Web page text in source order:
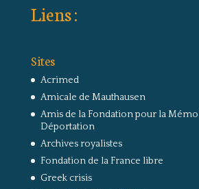
Liens :
Sites
Acrimed
Amicale de Mauthausen
Amis de la Fondation pour la
Déportation
Archives royalistes
Fondation de la France libre
Greek crisis